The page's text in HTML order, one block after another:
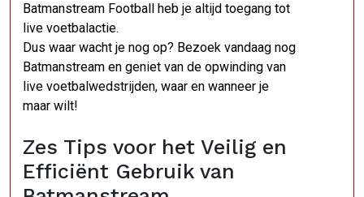
Batmanstream Football heb je altijd toegang tot
live voetbalactie.
Dus waar wacht je nog op? Bezoek vandaag nog
Batmanstream en geniet van de opwinding van
live voetbalwedstrijden, waar en wanneer je
maar wilt!
Zes Tips voor het Veilig en
Efficiënt Gebruik van